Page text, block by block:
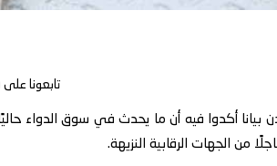
تابعونا على
أكدوا فيه أن ما يحدث في سوق الدواء حاليًا
من الجهات الرقابية النزيهة.